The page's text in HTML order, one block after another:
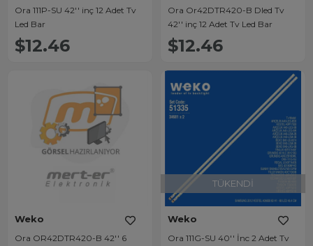
Ora 111P-SU 42'' inç 12 Adet Tv
Led Bar
$12.46
Ora Or42DTR420-B Dled Tv
42'' inç 12 Adet Tv Led Bar
$12.46
Weko
Ora OR42DTR420-B 42'' 6
TÜKENDI
Weko
Ora 111G-SU 40'' İnc 2 Adet Tv